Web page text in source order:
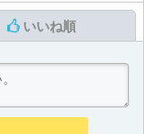
いいね順